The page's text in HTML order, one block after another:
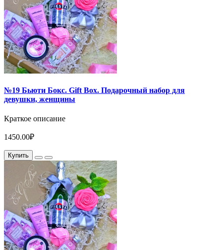
№19 Бьюти Бокс. Gift Box. Подарочный набор для
девушки, женщины
Краткое описание
1450.00₽
Купить